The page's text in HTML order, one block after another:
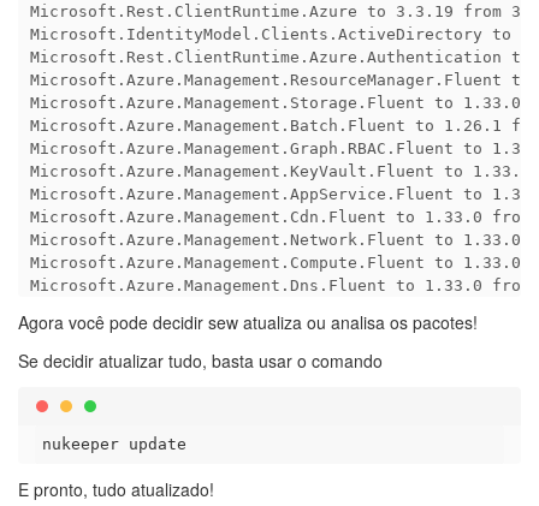
Microsoft.Rest.ClientRuntime.Azure to 3.3.19 from
Microsoft.IdentityModel.Clients.ActiveDirectory to
Microsoft.Rest.ClientRuntime.Azure.Authentication
Microsoft.Azure.Management.Storage.Fluent to
Microsoft.Azure.Management.Batch.Fluent to 1.26.1
Microsoft.Azure.Management.Graph.RBAC.Fluent to
Microsoft.Azure.Management.KeyVault.Fluent to
Microsoft.Azure.Management.AppService.Fluent to
Microsoft.Azure.Management.Cdn.Fluent to 1.33.0
Microsoft.Azure.Management.Network.Fluent to
Microsoft.Azure.Management.Compute.Fluent to
Agora você pode decidir sew atualiza ou analisa os pacotes!
Se decidir atualizar tudo, basta usar o comando
E pronto, tudo atualizado!